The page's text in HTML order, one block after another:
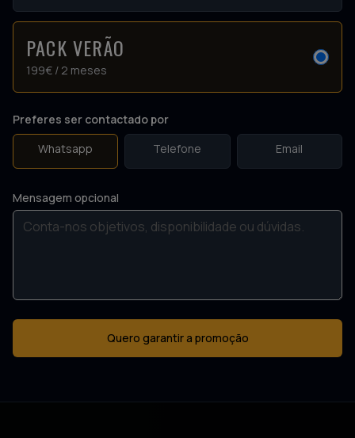
PACK VERÃO
199€ / 2 meses
Preferes ser contactado por
Whatsapp
Telefone Email
Mensagem opcional
Quero garantir a promoção